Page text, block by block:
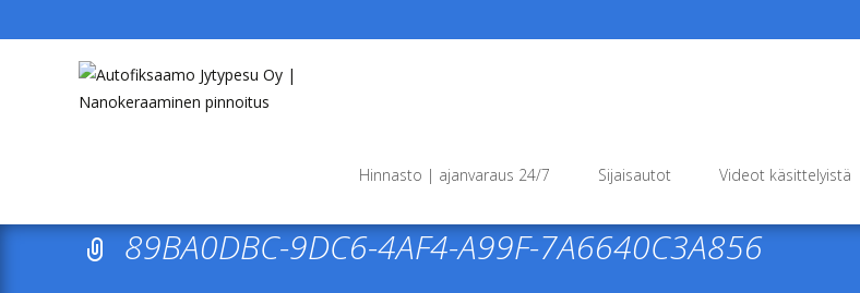
Hinnasto | ajanvaraus 24/7 Sijaisautot Videot käsittelyistä
89BA0DBC-9DC6-4AF4-A99F-7A6640C3A856